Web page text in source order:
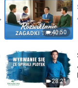
40:50
28:21